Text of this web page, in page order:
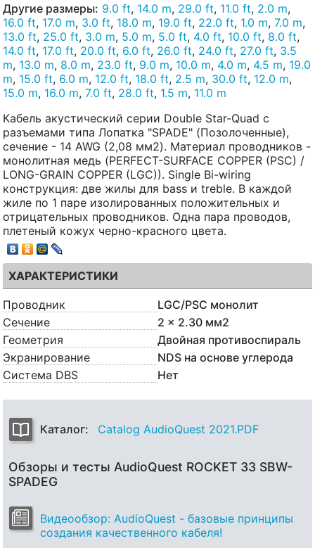
Другие размеры: 9.0 ft, 14.0 m, 29.0 ft, 11.0 ft, 2.0 m,
16.0 ft, 17.0 m, 3.0 ft, 18.0 m, 19.0 ft, 22.0 ft, 1.0 m, 7.0 m,
13.0 ft, 25.0 ft, 3.0 m, 5.0 m, 5.0 ft, 4.0 ft, 10.0 ft, 8.0 ft,
14.0 ft, 17.0 ft, 20.0 ft, 6.0 ft, 26.0 ft, 24.0 ft, 27.0 ft, 3.5
m, 13.0 m, 8.0 m, 23.0 ft, 9.0 m, 10.0 m, 4.0 m, 4.5 m, 19.0
m, 15.0 ft, 6.0 m, 12.0 ft, 18.0 ft, 2.5 m, 30.0 ft, 12.0 m,
15.0 m, 16.0 m, 7.0 ft, 28.0 ft, 1.5 m, 11.0 m
Кабель акустический серии Double Star-Quad с
разъемами типа Лопатка "SPADE" (Позолоченные),
сечение - 14 AWG (2,08 мм2). Материал проводников -
монолитная медь (PERFECT-SURFACE COPPER (PSC) /
LONG-GRAIN COPPER (LGC)). Single Bi-wiring
конструкция: две жилы для bass и treble. В каждой
жиле по 1 паре изолированных положительных и
отрицательных проводников. Одна пара проводов,
плетеный кожух черно-красного цвета.
ХАРАКТЕРИСТИКИ
Проводник
LGC/PSC монолит
Сечение
2 x 2.30 мм2
Геометрия
Двойная противоспираль
Экранирование
NDS на основе углерода
Система DBS
Нет
Каталог: Catalog AudioQuest 2021.PDF
Обзоры и тесты AudioQuest ROCKET 33 SBW-
SPADEG
Видеообзор: AudioQuest - базовые принципы
создания качественного кабеля!